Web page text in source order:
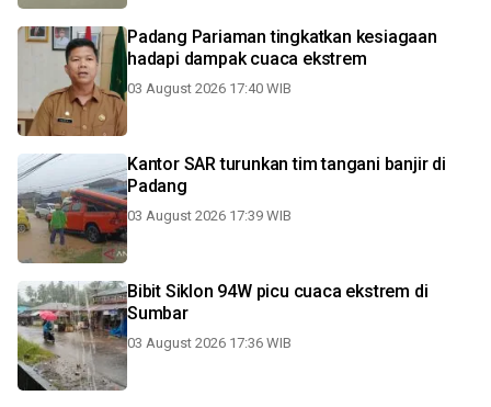
Padang Pariaman tingkatkan kesiagaan
hadapi dampak cuaca ekstrem
03 August 2026 17:40 WIB
Kantor SAR turunkan tim tangani banjir di
Padang
03 August 2026 17:39 WIB
Bibit Siklon 94W picu cuaca ekstrem di
Sumbar
03 August 2026 17:36 WIB